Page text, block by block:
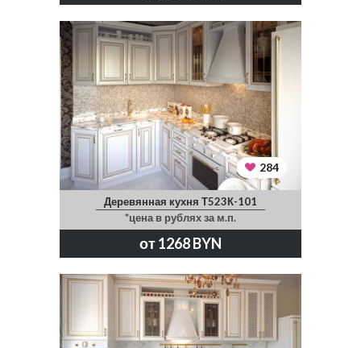
284
Деревянная кухня Т523К-101
*цена в рублях за м.п.
от 1268 BYN